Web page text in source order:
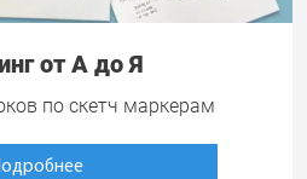
от А до Я
по скетч маркерам